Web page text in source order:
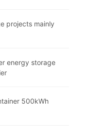
projects mainly
energy storage
500kWh